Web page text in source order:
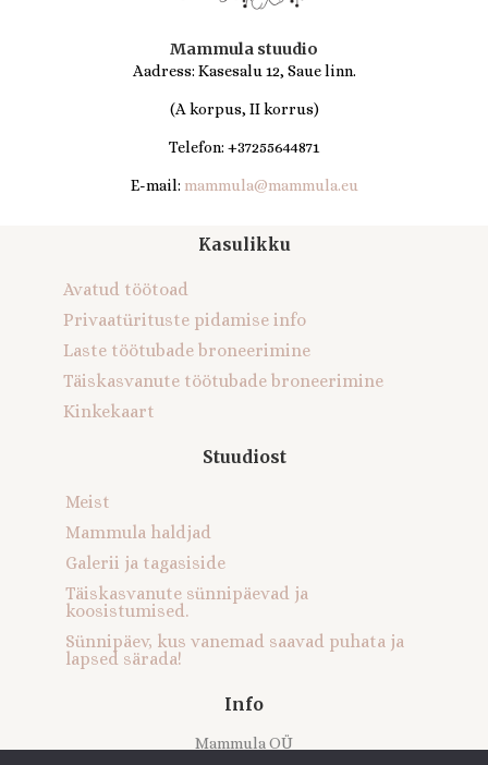
Mammula stuudio
Aadress: Kasesalu 12, Saue linn.
(A korpus, II korrus)
Telefon: +37255644871
E-mail: mammula@mammula.eu
Kasulikku
Avatud töötoad
Privaatürituste pidamise info
Laste töötubade broneerimine
Täiskasvanute töötubade broneerimine
Kinkekaart
Stuudiost
Meist
Mammula haldjad
Galerii ja tagasiside
Täiskasvanute sünnipäevad ja
koosistumised.
Sünnipäev, kus vanemad saavad puhata ja
lapsed särada!
Info
Mammula OÜ